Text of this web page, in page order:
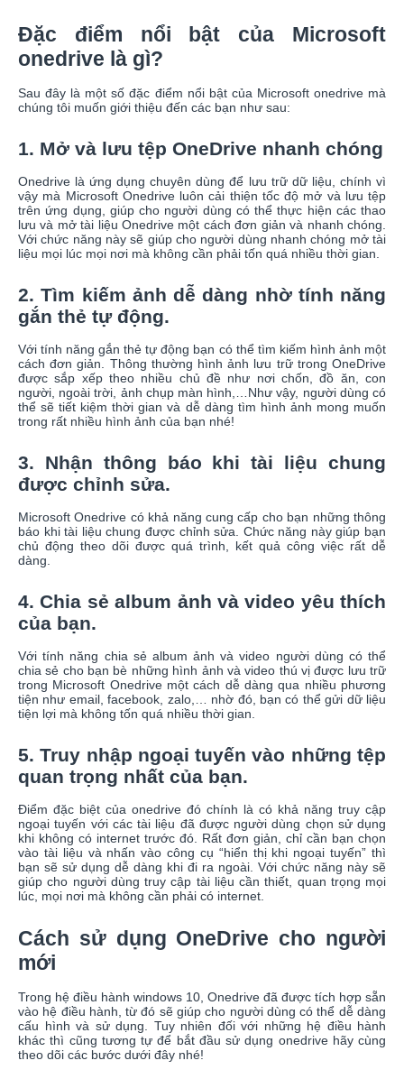
Đặc điểm nổi bật của Microsoft
onedrive là gì?
Sau đây là một số đặc điểm nổi bật của Microsoft onedrive mà
chúng tôi muốn giới thiệu đến các bạn như sau:
1. Mở và lưu tệp OneDrive nhanh chóng
Onedrive là ứng dụng chuyên dùng để lưu trữ dữ liệu, chính vì
vậy mà Microsoft Onedrive luôn cải thiện tốc độ mở và lưu tệp
trên ứng dụng, giúp cho người dùng có thể thực hiện các thao
lưu và mở tài liệu Onedrive một cách đơn giản và nhanh chóng.
Với chức năng này sẽ giúp cho người dùng nhanh chóng mở tài
liệu mọi lúc mọi nơi mà không cần phải tốn quá nhiều thời gian.
2. Tìm kiếm ảnh dễ dàng nhờ tính năng
gắn thẻ tự động.
Với tính năng gắn thẻ tự động bạn có thể tìm kiếm hình ảnh một
cách đơn giản. Thông thường hình ảnh lưu trữ trong OneDrive
được sắp xếp theo nhiều chủ đề như nơi chốn, đồ ăn, con
người, ngoài trời, ảnh chụp màn hình,…Như vậy, người dùng có
thể sẽ tiết kiệm thời gian và dễ dàng tìm hình ảnh mong muốn
trong rất nhiều hình ảnh của bạn nhé!
3. Nhận thông báo khi tài liệu chung
được chỉnh sửa.
Microsoft Onedrive có khả năng cung cấp cho bạn những thông
báo khi tài liệu chung được chỉnh sửa. Chức năng này giúp bạn
chủ động theo dõi được quá trình, kết quả công việc rất dễ
dàng.
4. Chia sẻ album ảnh và video yêu thích
của bạn.
Với tính năng chia sẻ album ảnh và video người dùng có thể
chia sẻ cho bạn bè những hình ảnh và video thú vị được lưu trữ
trong Microsoft Onedrive một cách dễ dàng qua nhiều phương
tiện như email, facebook, zalo,… nhờ đó, bạn có thể gửi dữ liệu
tiện lợi mà không tốn quá nhiều thời gian.
5. Truy nhập ngoại tuyến vào những tệp
quan trọng nhất của bạn.
Điểm đặc biệt của onedrive đó chính là có khả năng truy cập
ngoại tuyến với các tài liệu đã được người dùng chọn sử dụng
khi không có internet trước đó. Rất đơn giản, chỉ cần bạn chọn
vào tài liệu và nhấn vào công cụ “hiển thị khi ngoại tuyến” thì
bạn sẽ sử dụng dễ dàng khi đi ra ngoài. Với chức năng này sẽ
giúp cho người dùng truy cập tài liệu cần thiết, quan trọng mọi
lúc, mọi nơi mà không cần phải có internet.
Cách sử dụng OneDrive cho người
mới
Trong hệ điều hành windows 10, Onedrive đã được tích hợp sẵn
vào hệ điều hành, từ đó sẽ giúp cho người dùng có thể dễ dàng
cấu hình và sử dụng. Tuy nhiên đối với những hệ điều hành
khác thì cũng tương tự để bắt đầu sử dụng onedrive hãy cùng
theo dõi các bước dưới đây nhé!